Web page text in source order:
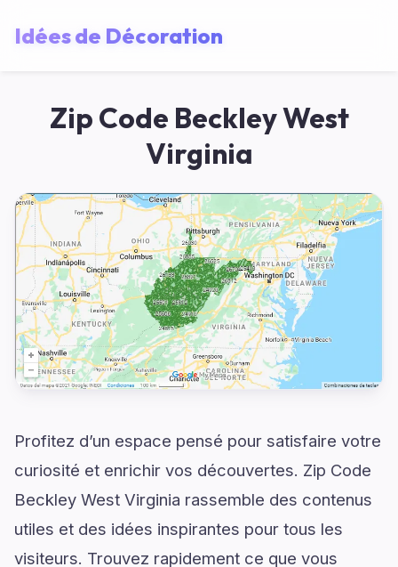
Idées de Décoration
Zip Code Beckley West
Virginia
Profitez d’un espace pensé pour satisfaire votre
curiosité et enrichir vos découvertes. Zip Code
Beckley West Virginia rassemble des contenus
utiles et des idées inspirantes pour tous les
visiteurs. Trouvez rapidement ce que vous